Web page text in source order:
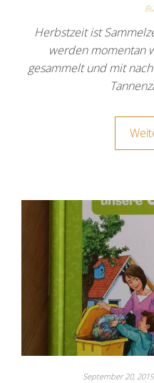
Herbstzeit ist
werden momentan
gesammelt und mit
September 20, 2019